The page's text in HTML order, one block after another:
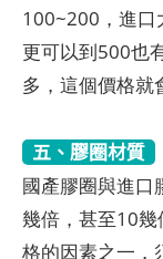
100~200，進口
更可以到500也
多，這個價格就
五、膠圈材質
國產膠圈與進口
幾倍，甚至10
格的因素之一，